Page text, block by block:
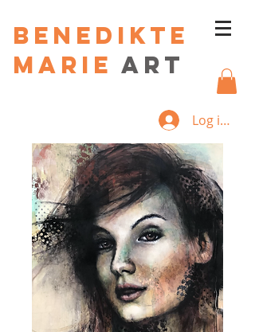
Benedikte
Marie art
Log ind